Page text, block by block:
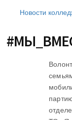
Новости